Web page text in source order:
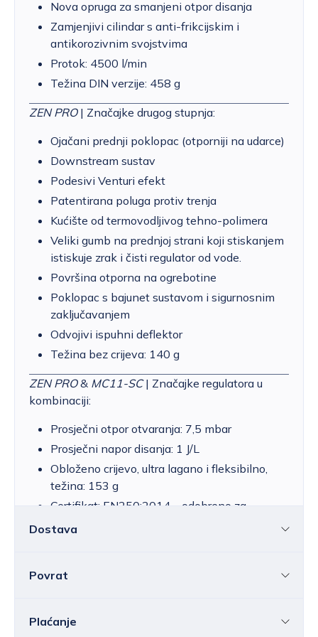
Nova opruga za smanjeni otpor disanja
Zamjenjivi cilindar s anti-frikcijskim i
antikorozivnim svojstvima
Protok: 4500 l/min
Težina DIN verzije: 458 g
ZEN PRO| Značajke drugog stupnja:
Ojačani prednji poklopac (otporniji na udarce)
Downstream sustav
Podesivi Venturi efekt
Patentirana poluga protiv trenja
Kućište od termovodljivog tehno-polimera
Veliki gumb na prednjoj strani koji stiskanjem
istiskuje zrak i čisti regulator od vode.
Površina otporna na ogrebotine
Poklopac s bajunet sustavom i sigurnosnim
zaključavanjem
Odvojivi ispuhni deflektor
Težina bez crijeva: 140 g
ZEN PRO& MC11-SC| Značajke regulatora u
kombinaciji:
Prosječni otpor otvaranja: 7,5 mbar
Prosječni napor disanja: 1 J/L
Obloženo crijevo, ultra lagano i fleksibilno,
težina: 153 g
Certifikat: EN250:2014 – odobreno za
ronjenje u hladnoj vodi
Dostava
Hrvatska
se od 6,25 do 39,15 EUR, ovisno o masi
Povrat
Sve ili pojedine artikle možete vratiti u roku od
14
Plaćanje